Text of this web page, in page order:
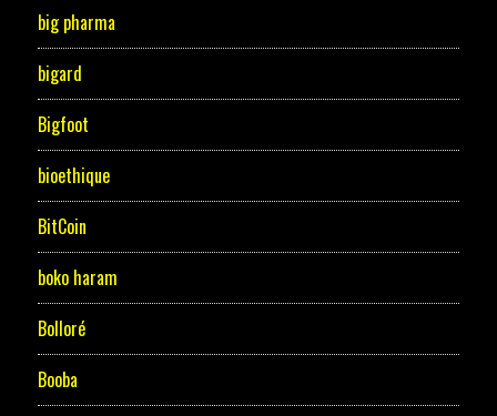
big pharma
bigard
Bigfoot
bioethique
BitCoin
boko haram
Bolloré
Booba